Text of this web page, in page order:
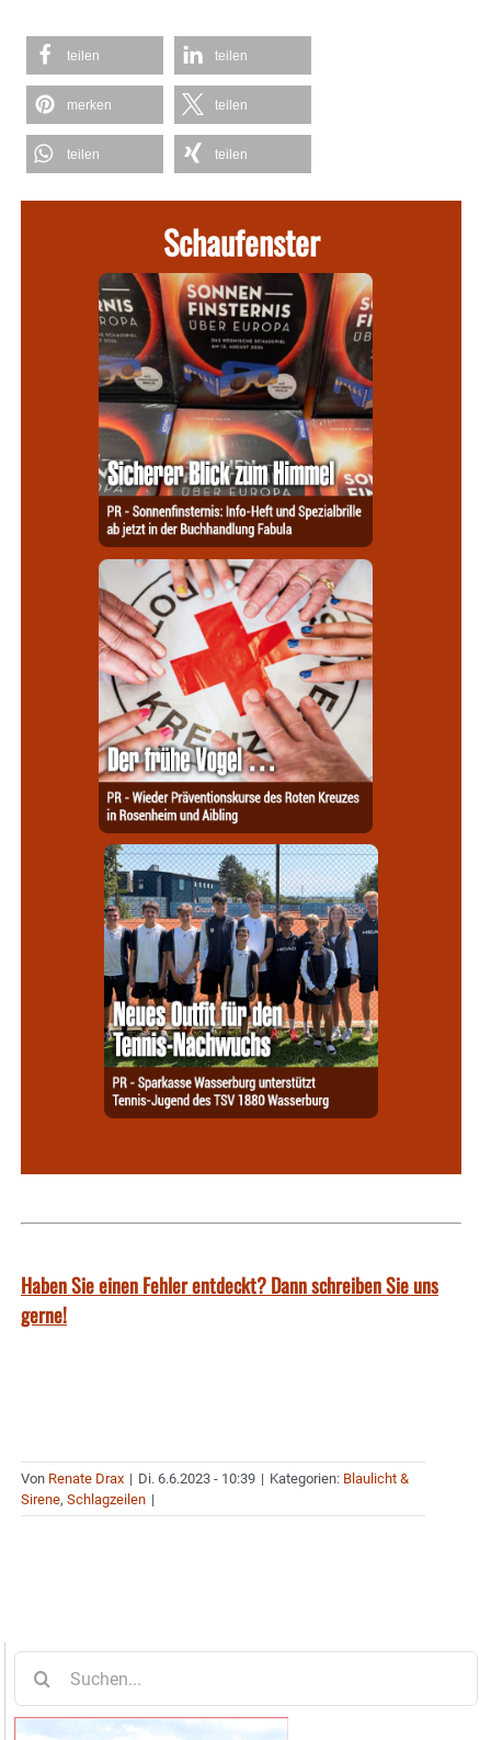
teilen teilen
merken teilen
teilen teilen
Schaufenster
Haben Sie einen Fehler entdeckt? Dann schreiben Sie uns
gerne!
Von Renate Drax | Di. 6.6.2023 - 10:39 | Kategorien: Blaulicht &
Sirene, Schlagzeilen |
nach: